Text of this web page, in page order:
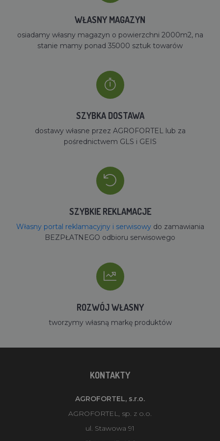
WŁASNY MAGAZYN
osiadamy własny magazyn o powierzchni 2000m2, na
stanie mamy ponad 35000 sztuk towarów
SZYBKA DOSTAWA
dostawy własne przez AGROFORTEL lub za
pośrednictwem GLS i GEIS
SZYBKIE REKLAMACJE
Własny portal reklamacyjny i serwisowydo zamawiania
BEZPŁATNEGO odbioru serwisowego
ROZWÓJ WŁASNY
tworzymy własną markę produktów
KONTAKTY
AGROFORTEL, s.r.o.
AGROFORTEL, sp. z o.o.
ul. Stawowa 91